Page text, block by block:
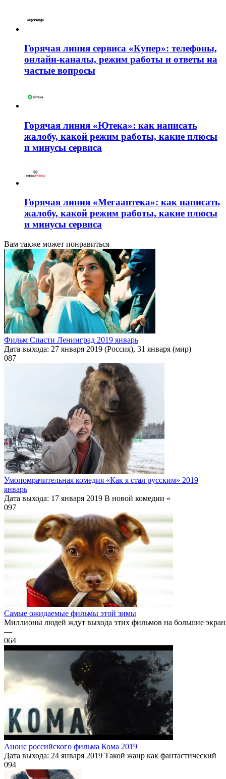
Горячая линия сервиса «Купер»: телефоны,
онлайн-каналы, режим работы и ответы на
частые вопросы
Горячая линия «Ютека»: как написать
жалобу, какой режим работы, какие плюсы
и минусы сервиса
Горячая линия «Мегааптека»: как написать
жалобу, какой режим работы, какие плюсы
и минусы сервиса
Вам также может понравиться
Фильм Спасти Ленинград 2019 январь
Дата выхода: 27 января 2019 (Россия), 31 января (мир)
087
Умопомрачительная комедия «Как я стал русским» 2019
январь
Дата выхода: 17 января 2019 В новой комедии «
097
Самые ожидаемые фильмы этой зимы
Миллионы людей ждут выхода этих фильмов на большие
—
064
Анонс российского фильма Кома 2019
Дата выхода: 24 января 2019 Такой жанр как фантастический
094